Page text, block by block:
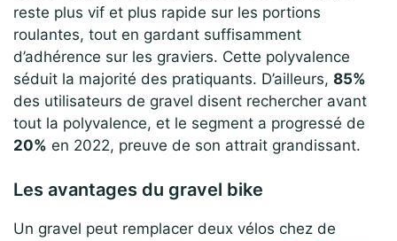
reste plus vif et plus rapide sur les portions
roulantes, tout en gardant suffisamment
d’adhérence sur les graviers. Cette polyvalence
séduit la majorité des pratiquants. D’ailleurs, 85%
des utilisateurs de gravel disent rechercher avant
tout la polyvalence, et le segment a progressé de
20% en 2022, preuve de son attrait grandissant.
Les avantages du gravel bike
Un gravel peut remplacer deux vélos chez de